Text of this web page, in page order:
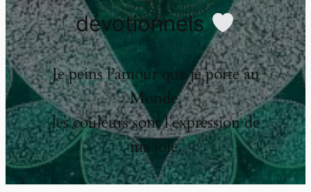
dévotionnels
Je peins l’amour que je porte au
Monde,
les couleurs sont l’expression de
ma joie.